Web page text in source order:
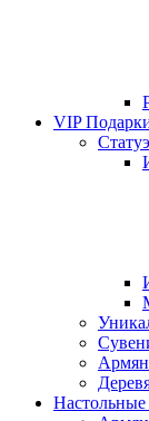
VIP